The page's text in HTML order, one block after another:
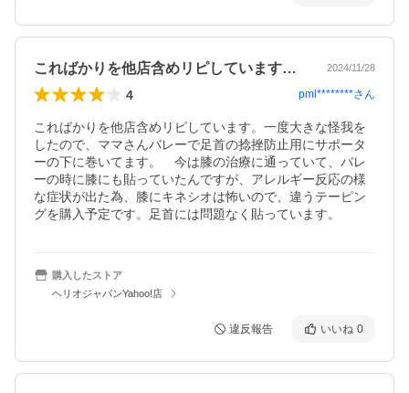
こればかりを他店含めリピしています。一… 2024/11/28
4 pml********さん
こればかりを他店含めリピしています。一度大きな怪我を
したので、ママさんバレーで足首の捻挫防止用にサポータ
ーの下に巻いてます。　今は膝の治療に通っていて、バレ
ーの時に膝にも貼っていたんですが、アレルギー反応の様
な症状が出た為、膝にキネシオは怖いので、違うテーピン
グを購入予定です。足首には問題なく貼っています。
購入したストア
ヘリオジャパンYahoo!店
違反報告 いいね 0